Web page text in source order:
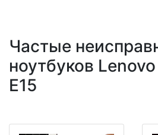
Частые
ноутбуков
E15